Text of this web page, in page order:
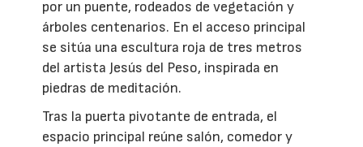
por un puente, rodeados de vegetación y
árboles centenarios. En el acceso principal
se sitúa una escultura roja de tres metros
del artista Jesús del Peso, inspirada en
piedras de meditación.
Tras la puerta pivotante de entrada, el
espacio principal reúne salón, comedor y